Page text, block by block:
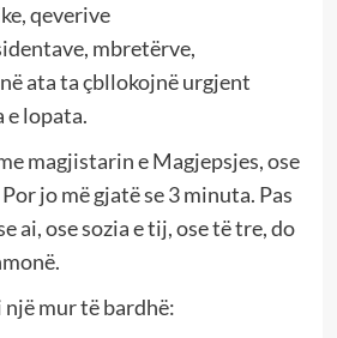
qeverive
mbretërve,
ata ta çbllokojnë urgjent
e lopata.
magjistarin e Magjepsjes, ose
jo më gjatë se 3 minuta. Pas
ai, ose sozia e tij, ose të tre, do
mur të bardhë: